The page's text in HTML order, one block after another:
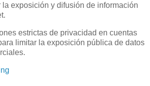
exposición y difusión de información
estrictas de privacidad en cuentas
limitar la exposición pública de datos